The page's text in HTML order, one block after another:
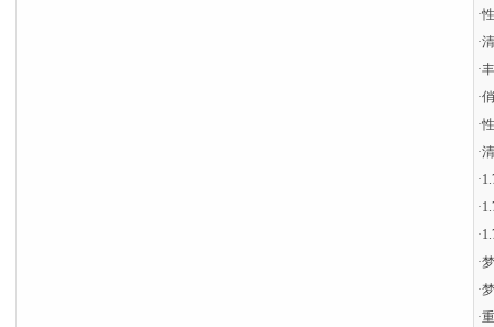
·
·
·
·
·
·
·
·
·
·
·
·